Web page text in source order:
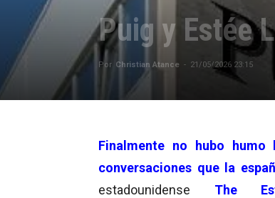
Puig y Estée
Por Christian Atance - 21/05/2026 23:15
Finalmente no hubo humo
conversaciones que la
estadounidense The